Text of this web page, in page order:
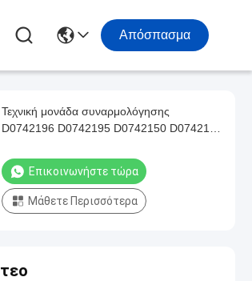
Απόσπασμα
Τεχνική μονάδα συναρμολόγησης
D0742196 D0742195 D0742150 D0742130
C751S HONGTAIPART
Επικοινωνήστε τώρα
Μάθετε Περισσότερα